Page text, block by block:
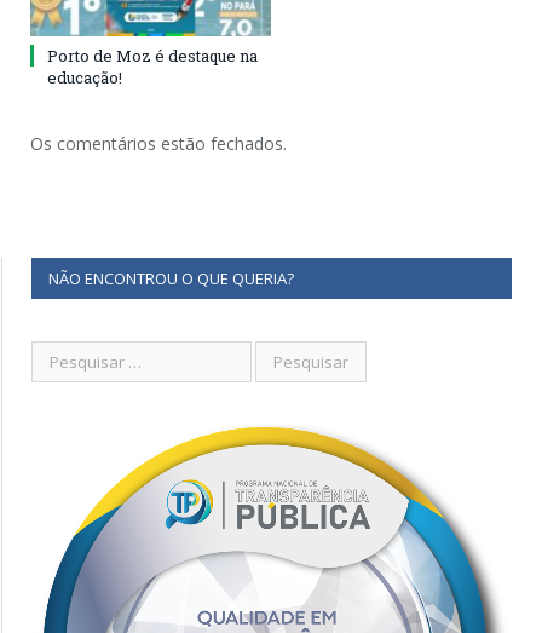
Porto de Moz é destaque na
educação!
Os comentários estão fechados.
NÃO ENCONTROU O QUE QUERIA?